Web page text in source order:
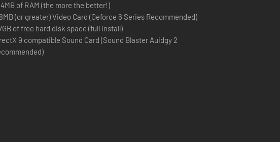
of RAM (the more the better!)
(or greater) Video Card (Geforce 6 Series Recommended)
of free hard disk space (full install)
9 compatible Sound Card (Sound Blaster Auidgy 2